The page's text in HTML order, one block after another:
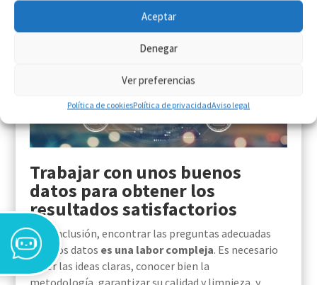
Aceptar
Denegar
Ver preferencias
Política de cookiesPolítica de privacidadAviso legal
Trabajar con unos buenos
datos para obtener los
resultados satisfactorios
En conclusión, encontrar las preguntas adecuadas
para los datos es una labor compleja. Es necesario
tener las ideas claras, conocer bien la
metodología, garantizar su calidad y limpieza, y